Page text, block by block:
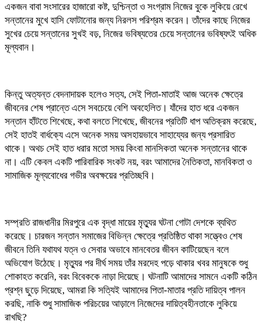
একজন বাবা সংসারের হাজারো কষ্ট, দুশ্চিন্তা ও সংগ্রাম নিজের বুকে লুকিয়ে রেখে
সন্তানের মুখে হাসি ফোটানোর জন্য নিরলস পরিশ্রম করেন। তাঁদের কাছে নিজের
সুখের চেয়ে সন্তানের সুখই বড়, নিজের ভবিষ্যতের চেয়ে সন্তানের ভবিষ্যৎই অধিক
মূল্যবান।
কিন্তু অত্যন্ত বেদনাদায়ক হলেও সত্য, সেই পিতা-মাতাই আজ অনেক ক্ষেত্রে
জীবনের শেষ প্রান্তে এসে সবচেয়ে বেশি অবহেলিত। যাঁদের হাত ধরে একজন
সন্তান হাঁটতে শিখেছে, কথা বলতে শিখেছে, জীবনের প্রতিটি ধাপ অতিক্রম করেছে,
সেই হাতই বার্ধক্যে এসে অনেক সময় অসহায়ভাবে সাহায্যের জন্য প্রসারিত
থাকে। অথচ সেই হাত ধরার মতো সময় কিংবা মানসিকতা অনেক সন্তানের থাকে
না। এটি কেবল একটি পারিবারিক সংকট নয়, বরং আমাদের নৈতিকতা, মানবিকতা ও
সামাজিক মূল্যবোধের গভীর অবক্ষয়ের প্রতিচ্ছবি।
সম্প্রতি রাজধানীর মিরপুরে এক বৃদ্ধা মায়ের মৃত্যুর ঘটনা গোটা দেশকে ব্যথিত
করেছে। চারজন সন্তান সমাজের বিভিন্ন ক্ষেত্রে প্রতিষ্ঠিত থাকা সত্ত্বেও শেষ
জীবনে তিনি যথাযথ যত্ন ও সেবার অভাবে মানবেতর জীবন কাটিয়েছেন বলে
অভিযোগ উঠেছে। মৃত্যুর পর দীর্ঘ সময় তাঁর মরদেহ পড়ে থাকার খবর মানুষকে শুধু
শোকাহত করেনি, বরং বিবেককে নাড়া দিয়েছে। ঘটনাটি আমাদের সামনে একটি কঠিন
প্রশ্ন ছুড়ে দিয়েছে, আমরা কি সত্যিই আমাদের পিতা-মাতার প্রতি দায়িত্ব পালন
করছি, নাকি শুধু সামাজিক পরিচয়ের আড়ালে নিজেদের দায়িত্বহীনতাকে লুকিয়ে
রাখছি?